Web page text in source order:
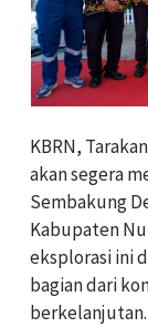
KBRN,
akan segera
Sembakung
Kabupaten
eksplorasi ini
bagian dari
berkelanjutan.